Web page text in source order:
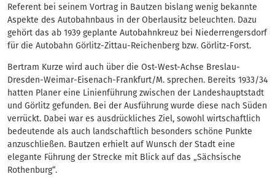
Referent bei seinem Vortrag in Bautzen bislang wenig bekannte
Aspekte des Autobahnbaus in der Oberlausitz beleuchten. Dazu
gehört das ab 1939 geplante Autobahnkreuz bei Niederrengersdorf
für die Autobahn Görlitz-Zittau-Reichenberg bzw. Görlitz-Forst.
Bertram Kurze wird auch über die Ost-West-Achse Breslau-
Dresden-Weimar-Eisenach-Frankfurt/M. sprechen. Bereits 1933/34
hatten Planer eine Linienführung zwischen der Landeshauptstadt
und Görlitz gefunden. Bei der Ausführung wurde diese nach Süden
verrückt. Dabei war es ausdrückliches Ziel, sowohl wirtschaftlich
bedeutende als auch landschaftlich besonders schöne Punkte
anzuschließen. Bautzen erhielt auf Wunsch der Stadt eine
elegante Führung der Strecke mit Blick auf das „Sächsische
Rothenburg“.